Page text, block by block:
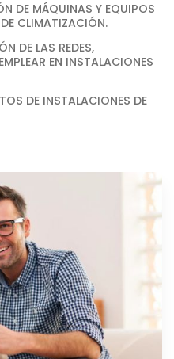
DE MÁQUINAS Y EQUIPOS
CLIMATIZACIÓN.
DE LAS REDES,
EN INSTALACIONES
DE INSTALACIONES DE